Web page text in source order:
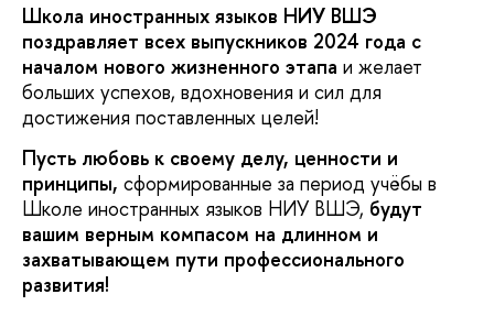
Школа иностранных языков НИУ ВШЭ
поздравляет всех выпускников 2024 года с
началом нового жизненного этапа и желает
больших успехов, вдохновения и сил для
достижения поставленных целей!
Пусть любовь к своему делу, ценности и
принципы, сформированные за период учёбы в
Школе иностранных языков НИУ ВШЭ, будут
вашим верным компасом на длинном и
захватывающем пути профессионального
развития!